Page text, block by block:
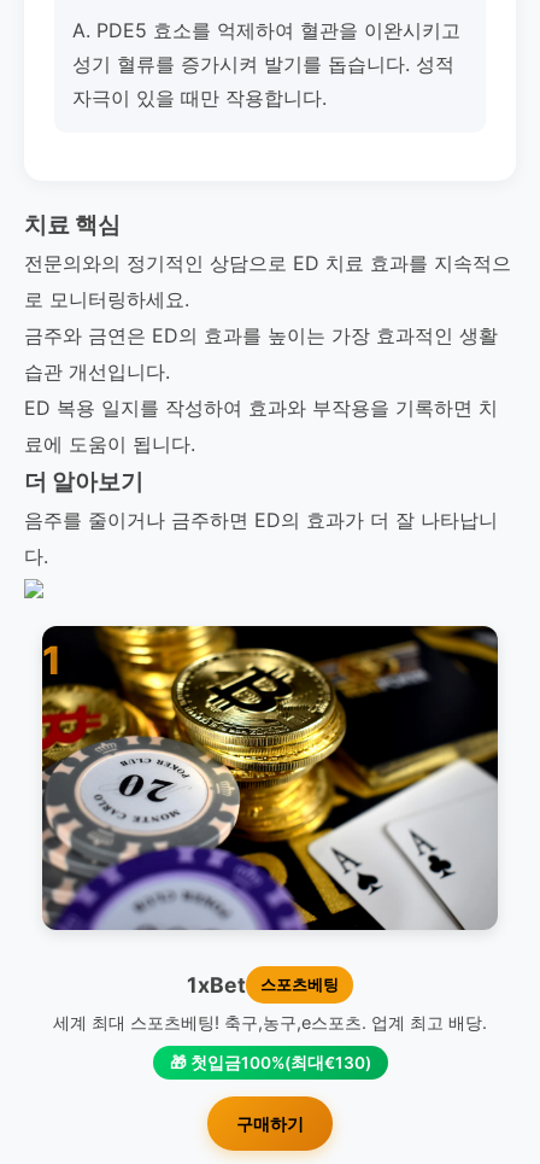
A. PDE5 효소를 억제하여 혈관을 이완시키고
성기 혈류를 증가시켜 발기를 돕습니다. 성적
자극이 있을 때만 작용합니다.
치료 핵심
전문의와의 정기적인 상담으로 ED 치료 효과를 지속적으
로 모니터링하세요.
금주와 금연은 ED의 효과를 높이는 가장 효과적인 생활
습관 개선입니다.
ED 복용 일지를 작성하여 효과와 부작용을 기록하면 치
료에 도움이 됩니다.
더 알아보기
음주를 줄이거나 금주하면 ED의 효과가 더 잘 나타납니
다.
1
1xBet 스포츠베팅
세계 최대 스포츠베팅! 축구,농구,e스포츠. 업계 최고 배당.
🎁 첫입금100%(최대€130)
구매하기